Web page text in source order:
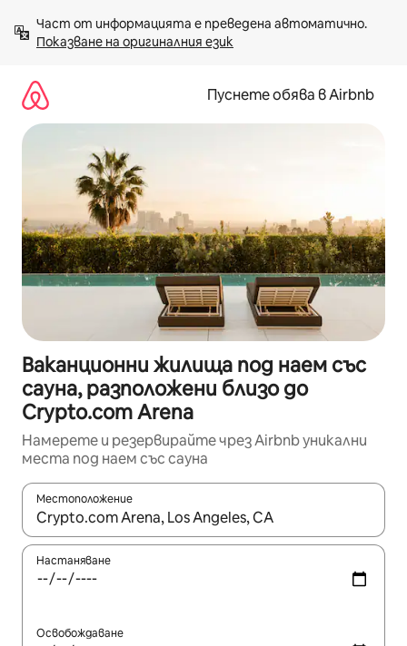
към
съдържанието
Показване на оригиналния език
Пуснете обява в Airbnb
Ваканционни жилища под наем със
сауна, разположени близо до
Crypto.com Arena
Намерете и резервирайте чрез Airbnb уникални
места под наем със сауна
Местоположение
Когато резултатите се покажат, използвайте
Настаняване
Освобождаване